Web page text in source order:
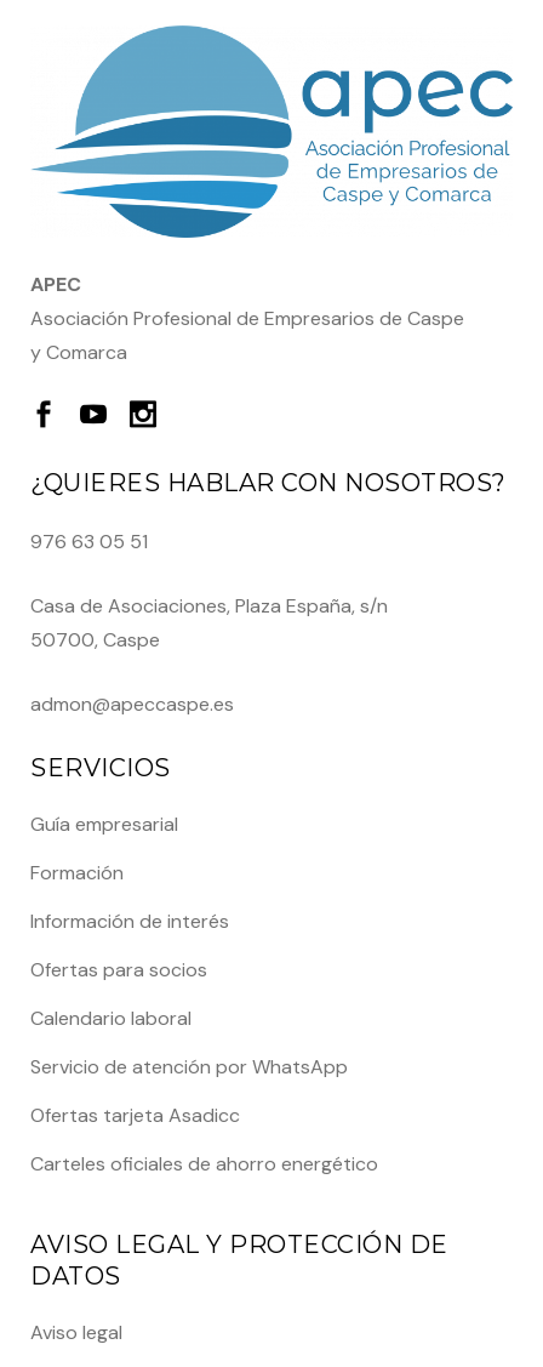
APEC
Asociación Profesional de Empresarios de Caspe
y Comarca
¿QUIERES HABLAR CON NOSOTROS?
976 63 05 51
Casa de Asociaciones, Plaza España, s/n
50700, Caspe
admon@apeccaspe.es
SERVICIOS
Guía empresarial
Formación
Información de interés
Ofertas para socios
Calendario laboral
Servicio de atención por WhatsApp
Ofertas tarjeta Asadicc
Carteles oficiales de ahorro energético
AVISO LEGAL Y PROTECCIÓN DE
DATOS
Aviso legal